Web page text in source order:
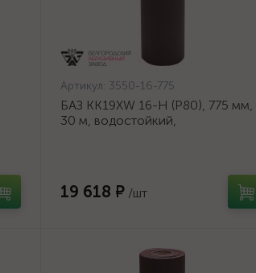
Артикул: 3550-16-775
БАЗ KK19XW 16-H (Р80), 775 мм,
30 м, водостойкий,
19 618 ₽ /шт